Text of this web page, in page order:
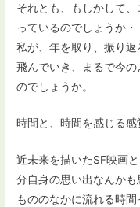
それとも、もしかして
っているのでしょうか・
私が、年を取り、振り
飛んでいき、まるで今
のでしょうか。
時間と、時間を感じる感
近未来を描いたSF映画
分自身の思い出なんか
もののなかに流れる時